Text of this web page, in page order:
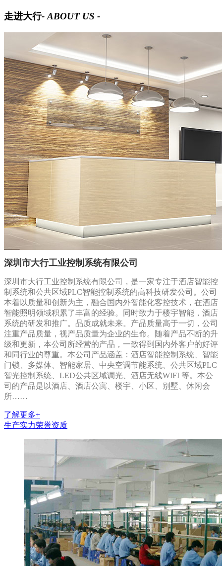
走进大行- ABOUT US -
深圳市大行工业控制系统有限公司
深圳市大行工业控制系统有限公司，是一家专注于酒店智能控
制系统和公共区域PLC智能控制系统的高科技研发公司。公司
本着以质量和创新为主，融合国内外智能化客控技术，在酒店
智能照明领域积累了丰富的经验。同时致力于楼宇智能，酒店
系统的研发和推广。品质成就未来。产品质量高于一切，公司
注重产品质量，视产品质量为企业的生命。随着产品不断的升
级和更新，本公司所经营的产品，一致得到国内外客户的好评
和同行业的尊重。本公司产品涵盖：酒店智能控制系统、智能
门锁、多媒体、智能家居、中央空调节能系统、公共区域PLC
智光控制系统、LED公共区域调光、酒店无线WIFI 等。本公
司的产品是以酒店、酒店公寓、楼宇、小区、别墅、休闲会
所……
了解更多+
生产实力荣誉资质